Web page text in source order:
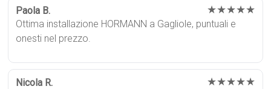
Paola B. ★★★★★
Ottima installazione HORMANN a Gagliole, puntuali e
onesti nel prezzo.
Nicola R. ★★★★★